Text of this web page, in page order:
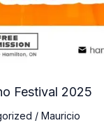
Festival 2025
/ Mauricio